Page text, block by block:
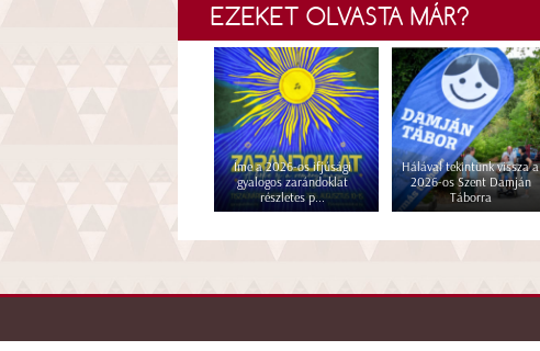
EZEKET OLVASTA MÁR?
Íme a 2026-os ifjúsági
gyalogos zarándoklat
részletes p...
Hálával tekintünk vissza a
2026-os Szent Damján
Táborra